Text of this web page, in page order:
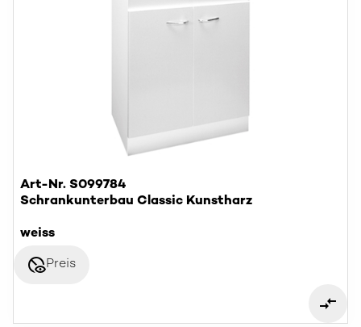
Art-Nr. S099784
Schrankunterbau Classic Kunstharz
weiss
disabled_visiblePreis